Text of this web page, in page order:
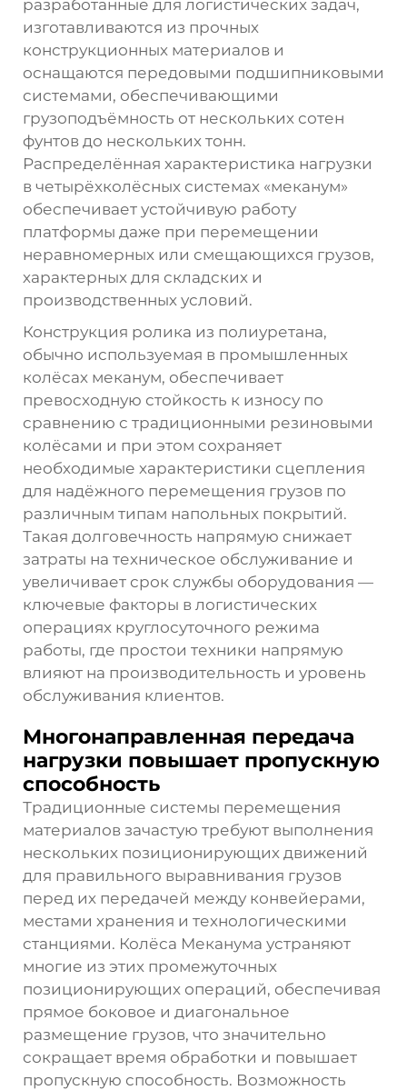
разработанные для логистических задач,
изготавливаются из прочных
конструкционных материалов и
оснащаются передовыми подшипниковыми
системами, обеспечивающими
грузоподъёмность от нескольких сотен
фунтов до нескольких тонн.
Распределённая характеристика нагрузки
в четырёхколёсных системах «меканум»
обеспечивает устойчивую работу
платформы даже при перемещении
неравномерных или смещающихся грузов,
характерных для складских и
производственных условий.
Конструкция ролика из полиуретана,
обычно используемая в промышленных
колёсах меканум, обеспечивает
превосходную стойкость к износу по
сравнению с традиционными резиновыми
колёсами и при этом сохраняет
необходимые характеристики сцепления
для надёжного перемещения грузов по
различным типам напольных покрытий.
Такая долговечность напрямую снижает
затраты на техническое обслуживание и
увеличивает срок службы оборудования —
ключевые факторы в логистических
операциях круглосуточного режима
работы, где простои техники напрямую
влияют на производительность и уровень
обслуживания клиентов.
Многонаправленная передача
нагрузки повышает пропускную
способность
Традиционные системы перемещения
материалов зачастую требуют выполнения
нескольких позиционирующих движений
для правильного выравнивания грузов
перед их передачей между конвейерами,
местами хранения и технологическими
станциями. Колёса Меканума устраняют
многие из этих промежуточных
позиционирующих операций, обеспечивая
прямое боковое и диагональное
размещение грузов, что значительно
сокращает время обработки и повышает
пропускную способность. Возможность